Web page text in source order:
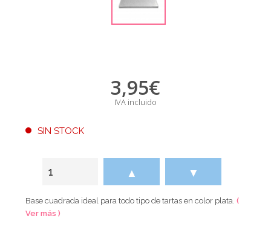
3,95€
IVA incluido
SIN STOCK
▲ ▼
Base cuadrada ideal para todo tipo de tartas en color plata.(
Ver más )